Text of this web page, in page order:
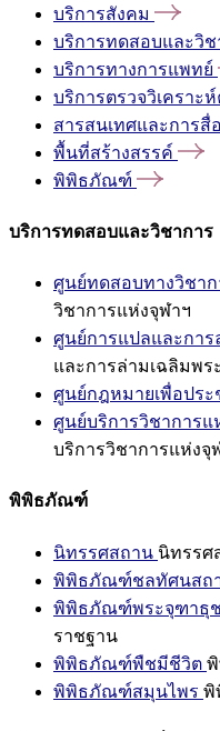
บริการสังคม
บริการทดสอบและวิช
บริการทางการแพทย์
บริการตรวจวิเคราะ
สารสนเทศและการสื่
พื้นที่สร้างสรรค์
พิพิธภัณฑ์
บริการทดสอบและวิชาการ
ศูนย์ทดสอบทางวิชาก
วิชาการแห่งจุฬาฯ
ศูนย์การแปลและการ
และการล่ามเฉลิมพร
ศูนย์กฎหมายเพื่อปร
ศูนย์บริการวิชาการ
บริการวิชาการแห่ง
พิพิธภัณฑ์
นิทรรศสถาน นิทรรศ
พิพิธภัณฑ์ชลทัศนสถ
พิพิธภัณฑ์พระจุฑาธุ
ราชฐาน
พิพิธภัณฑ์พืชมีชีวิต
พิพิธภัณฑ์สมุนไพร พิ